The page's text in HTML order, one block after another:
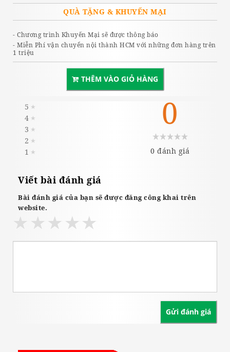
QUÀ TẶNG & KHUYẾN MẠI
- Chương trình Khuyến Mại sẽ được thông báo
- Miễn Phí vận chuyển nội thành HCM với những đơn hàng trên
1 triệu
THÊM VÀO GIỎ HÀNG
5 ★
4 ★
3 ★
2 ★
1 ★
0
0 đánh giá
Viết bài đánh giá
Bài đánh giá của bạn sẽ được đăng công khai trên
website.